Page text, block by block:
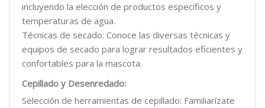
incluyendo la elección de productos específicos y
temperaturas de agua.
Técnicas de secado: Conoce las diversas técnicas y
equipos de secado para lograr resultados eficientes y
confortables para la mascota.
Cepillado y Desenredado:
Selección de herramientas de cepillado: Familiarízate